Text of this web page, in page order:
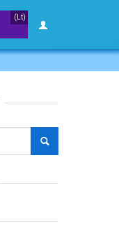
(Lt)